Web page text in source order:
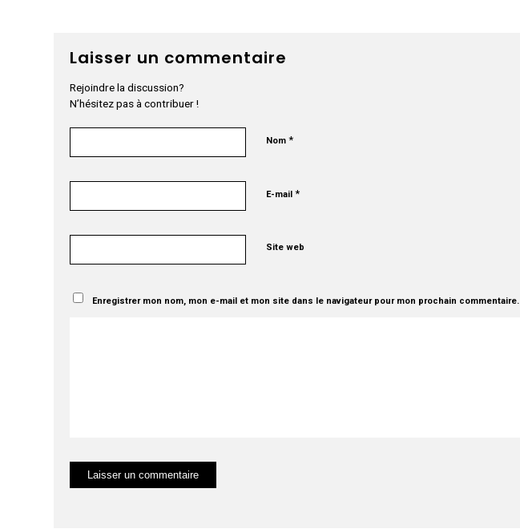
Laisser un commentaire
Rejoindre la discussion?
N’hésitez pas à contribuer !
Nom*
E-mail*
Site web
Enregistrer mon nom, mon e-mail et mon site dans le navigateur pour mon prochain commentaire.